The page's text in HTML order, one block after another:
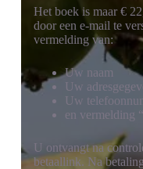
Het boek is maar €
door een e-mail te
vermelding van:
Uw naam
Uw
Uw
en vermelding
U ontvangt na
betaallink. Na